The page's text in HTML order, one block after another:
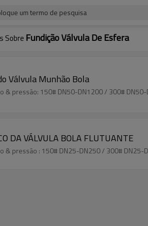
um termo de pesquisa
Sobre Fundição Válvula De Esfera
Válvula Munhão Bola
& pressão: 150# DN50-DN1200 / 300#
DA VÁLVULA BOLA FLUTUANTE
& pressão : 150# DN25-DN250 / 300#